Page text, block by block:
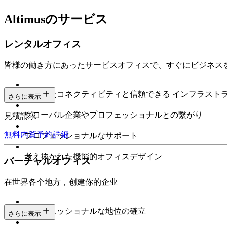
Altimusのサービス
レンタルオフィス
皆様の働き方にあったサービスオフィスで、すぐにビジネス
安定したコネクティビティと信頼できる インフラスト
グローバル企業やプロフェッショナルとの繋がり
プロフェッショナルなサポート
考え抜かれた機能的オフィスデザイン
さらに表示
見積請求
無料内覧予約詳細
バーチャルオフィス
在世界各个地方，创建你的企业
プロフェッショナルな地位の確立
さらに表示